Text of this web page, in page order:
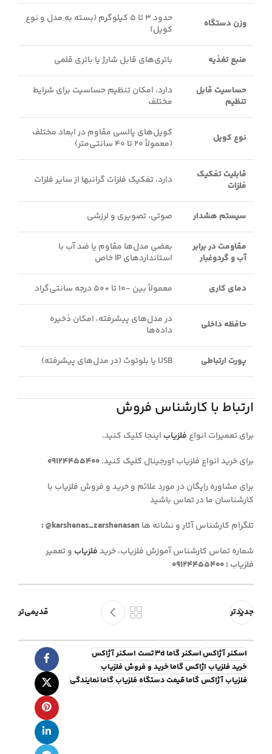
وزن دستگاه
حدود 3 تا 5 کیلوگرم (بسته به مدل و نوع
کویل)
منبع تغذیه باتری‌های قابل شارژ یا باتری قلمی
حساسیت قابل
تنظیم
دارد، امکان تنظیم حساسیت برای شرایط
مختلف
نوع کویل
کویل‌های پالسی مقاوم در ابعاد مختلف
(معمولاً 20 تا 40 سانتی‌متر)
قابلیت تفکیک
فلزات
دارد، تفکیک فلزات گرانبها از سایر فلزات
سیستم هشدار صوتی، تصویری و لرزشی
مقاومت در برابر
آب و گردوغبار
بعضی مدل‌ها مقاوم یا ضد آب با
استانداردهای IP خاص
دمای کاری معمولاً بین -10 تا +50 درجه سانتی‌گراد
حافظه داخلی
در مدل‌های پیشرفته، امکان ذخیره
داده‌ها
پورت ارتباطی USB یا بلوتوث (در مدل‌های پیشرفته)
ارتباط با کارشناس فروش
برای تعمیرات انواع فلزیاب اینجا کلیک کنید.
برای خرید انواع فلزیاب اورجینال کلیک کنید.09124455400
برای مشاوره رایگان در مورد علائم و خرید و فروش فلزیاب با
کارشناسان ما در تماس باشید
تلگرام کارشناس آثار و نشانه ها : @karshenas_zarshenasan
شماره تماس کارشناس آموزش فلزیاب، خریدفلزیاب و تعمیر
فلزیاب :
09124455400
جدیدتر قدیمی‌تر
اسکنر آژاکساسکنر گاما 3d
تست اسکنر آژاکس
خرید فلزیاب اژاکس گاماخرید و فروش فلزیاب
فلزیاب آژاکس گاماقیمت دستگاه فلزیاب گامانمایندگی